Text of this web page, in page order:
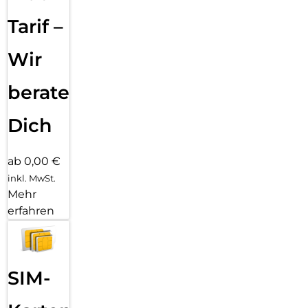
Tarif –
Wir
beraten
Dich
ab 0,00 €
inkl. MwSt.
Mehr
erfahren
SIM-